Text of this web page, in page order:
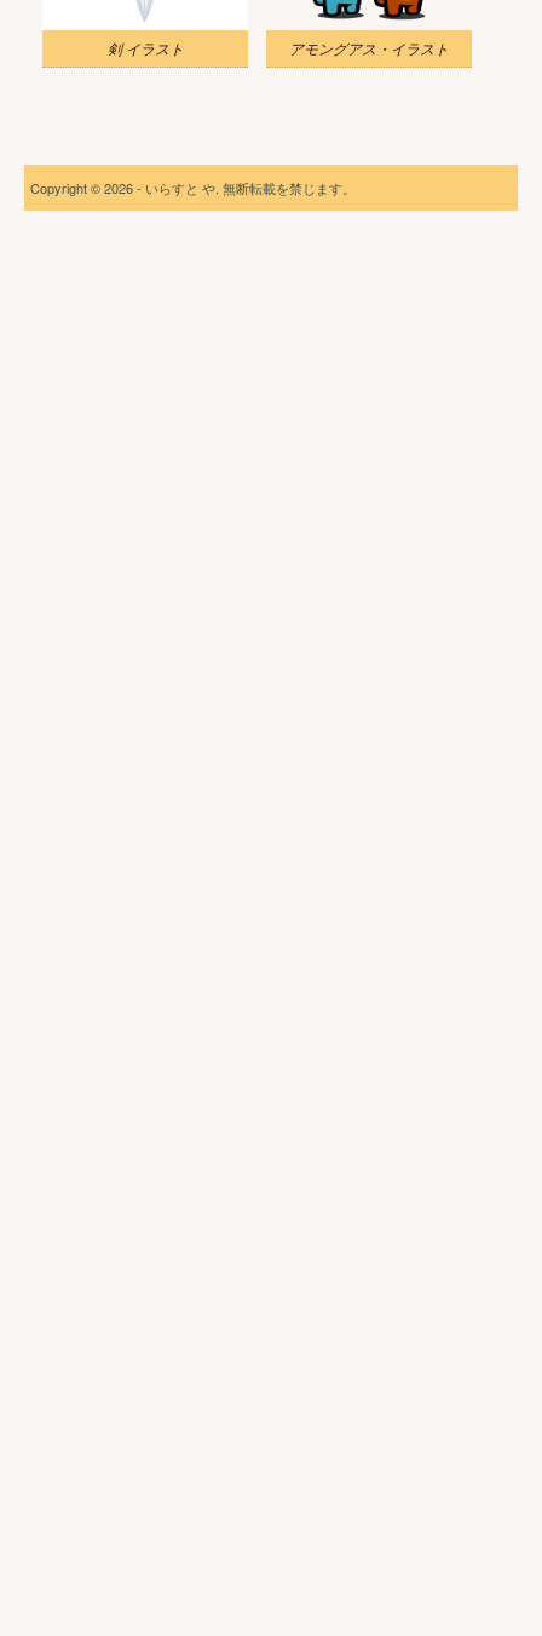
剣 イラスト アモングアス・イラスト
Copyright © 2026 - いらすと や. 無断転載を禁じます。